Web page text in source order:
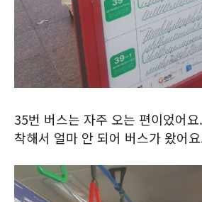
35번 버스는 자주 오는 편이었어
착해서 얼마 안 되어 버스가 왔어